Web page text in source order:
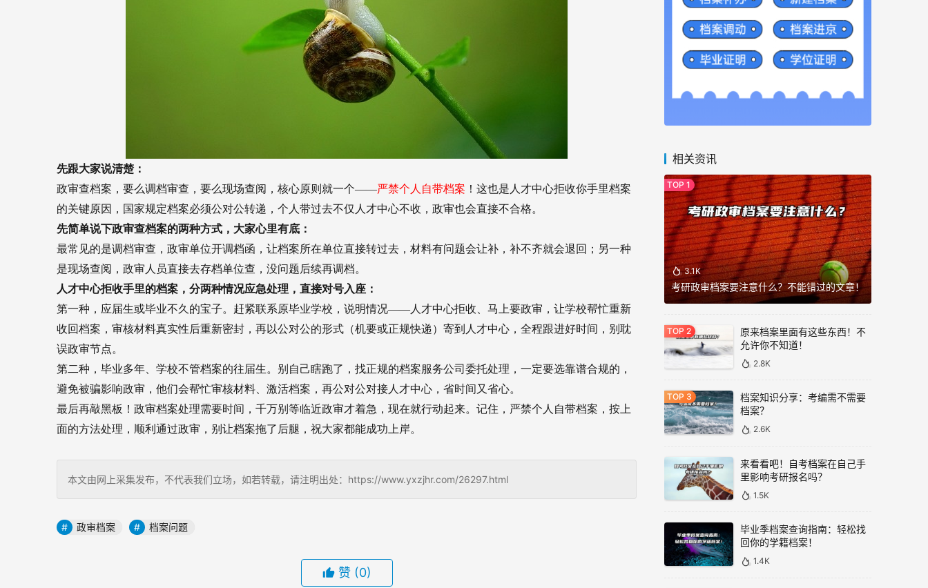
先跟大家说清楚：
政审查档案，要么调档审查，要么现场查阅，核心原则就一个——严禁个人自带档案 ！这也是人才中心拒收你手里档案
的关键原因，国家规定档案必须公对公转递，个人带过去不仅人才中心不收，政审也会直接不合格。
先简单说下政审查档案的两种方式，大家心里有底：
最常见的是调档审查，政审单位开调档函，让档案所在单位直接转过去，材料有问题会让补，补不齐就会退回；另一种
是现场查阅，政审人员直接去存档单位查，没问题后续再调档。
人才中心拒收手里的档案，分两种情况应急处理，直接对号入座：
第一种，应届生或毕业不久的宝子。赶紧联系原毕业学校，说明情况——人才中心拒收、马上要政审，让学校帮忙重新
收回档案，审核材料真实性后重新密封，再以公对公的形式（机要或正规快递）寄到人才中心，全程跟进好时间，别耽
误政审节点。
第二种，毕业多年、学校不管档案的往届生。别自己瞎跑了，找正规的档案服务公司委托处理，一定要选靠谱合规的，
避免被骗影响政审，他们会帮忙审核材料、激活档案，再公对公对接人才中心，省时间又省心。
最后再敲黑板！政审档案处理需要时间，千万别等临近政审才着急，现在就行动起来。记住，严禁个人自带档案，按上
面的方法处理，顺利通过政审，别让档案拖了后腿，祝大家都能成功上岸。
本文由网上采集发布，不代表我们立场，如若转载，请注明出处：https://www.yxzjhr.com/26297.html
政审档案 档案问题
赞 (0)
相关资讯
3.1K
考研政审档案要注意什么？不能错过的文章！
原来档案里面有这些东西！不
允许你不知道！
2.8K
档案知识分享：考编需不需要
档案？
2.6K
来看看吧！自考档案在自己手
里影响考研报名吗？
1.5K
毕业季档案查询指南：轻松找
回你的学籍档案！
1.4K